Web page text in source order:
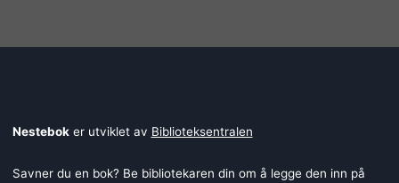
Nesteboker utviklet av Biblioteksentralen
Savner du en bok? Be bibliotekaren din om å legge den inn på